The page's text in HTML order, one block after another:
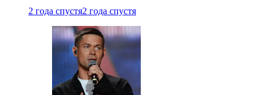
2 года спустя2 года спустя